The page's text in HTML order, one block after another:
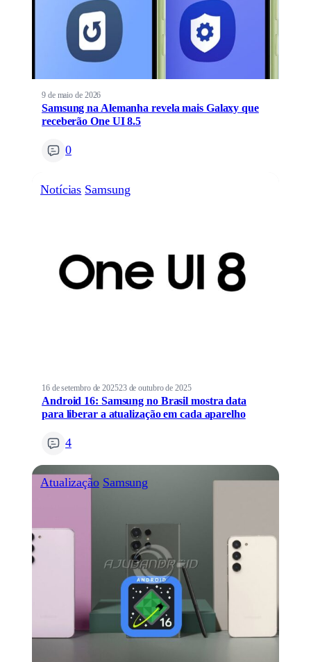
9 de maio de 2026
Samsung na Alemanha revela mais Galaxy que
receberão One UI 8.5
0
Notícias Samsung
16 de setembro de 202523 de outubro de 2025
Android 16: Samsung no Brasil mostra data
para liberar a atualização em cada aparelho
4
Atualização Samsung